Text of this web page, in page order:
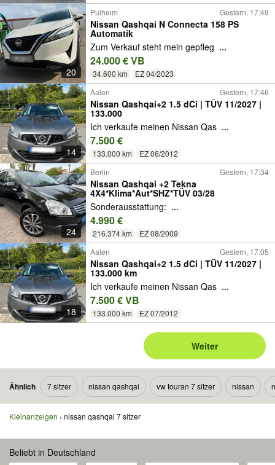
20
Pulheim Gestern, 17:49
Nissan Qashqai N Connecta 158 PS
Automatik
Zum Verkauf steht mein gepfleg ...
24.000 € VB
34.600 km EZ 04/2023
14
Aalen Gestern, 17:46
Nissan Qashqai+2 1.5 dCi | TÜV 11/2027 |
133.000
Ich verkaufe meinen Nissan Qas ...
7.500 €
133.000 km EZ 06/2012
24
Berlin Gestern, 17:34
Nissan Qashqai +2 Tekna
4X4*Klima*Aut*SHZ*TÜV 03/28
Sonderausstattung: ...
4.990 €
216.374 km EZ 08/2009
18
Aalen Gestern, 17:05
Nissan Qashqai+2 1.5 dCi | TÜV 11/2027 |
133.000 km
Ich verkaufe meinen Nissan Qas ...
7.500 € VB
133.000 km EZ 07/2012
Weiter
Ähnlich 7 sitzer nissan qashqai vw touran 7 sitzer nissan
Kleinanzeigen nissan qashqai 7 sitzer
Beliebt in Deutschland